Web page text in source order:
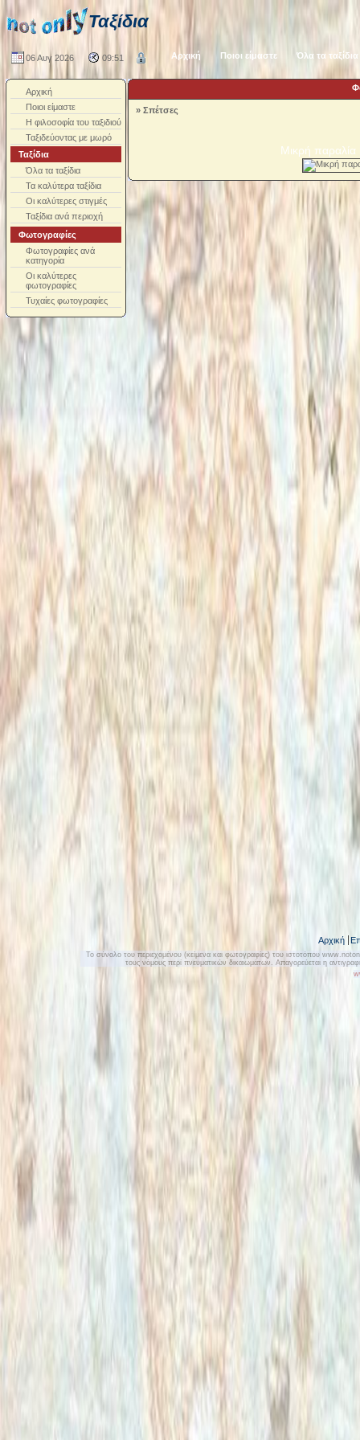
Ταξίδια
06 Αυγ 2026 09:51 Αρχική Ποιοι είμαστε Όλα τα ταξίδια
Αρχική
Ποιοι είμαστε
Η φιλοσοφία του ταξιδιού
Ταξιδεύοντας με μωρό
Ταξίδια
Όλα τα ταξίδια
Τα καλύτερα ταξίδια
Οι καλύτερες στιγμές
Ταξίδια ανά περιοχή
Φωτογραφίες
Φωτογραφίες ανά
κατηγορία
Οι καλύτερες
φωτογραφίες
Τυχαίες φωτογραφίες
» Σπέτσες
Μικρή
Αρχική
Το σύνολο του περιεχομένου (κείμενα και φωτογραφίες) του ιστοτόπου
τους νόμους περί πνευματικών δικαιωμάτων. Απαγορεύεται η